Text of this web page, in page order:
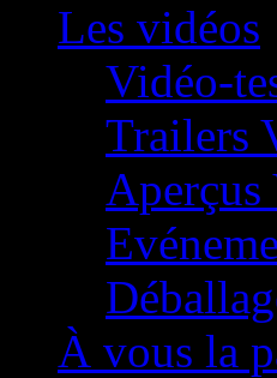
Les vidéos
Vidéo-
Trailers
Aperçus
À vous la